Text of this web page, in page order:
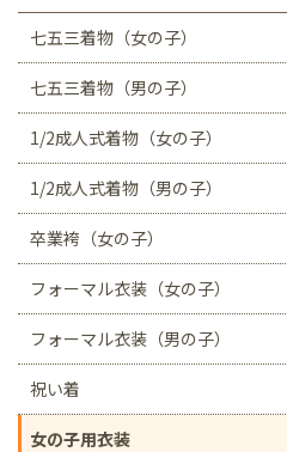
七五三着物（女の子）
七五三着物（男の子）
1/2成人式着物（女の子）
1/2成人式着物（男の子）
卒業袴（女の子）
フォーマル衣装（女の子）
フォーマル衣装（男の子）
祝い着
女の子用衣装